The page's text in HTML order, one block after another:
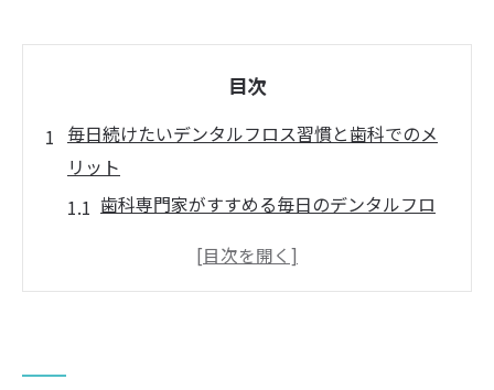
目次
毎日続けたいデンタルフロス習慣と歯科でのメ
リット
歯科専門家がすすめる毎日のデンタルフロ
歯科と連携するデンタルフロス活用のポイ